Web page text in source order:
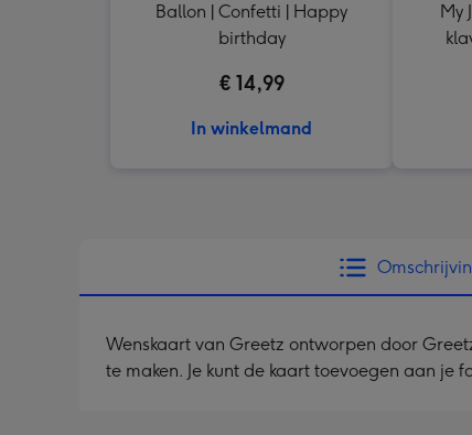
Ballon | Confetti | Happy
birthday
€ 14,99
In winkelmand
My
Wenskaart van Greetz ontworpen door
te maken. Je kunt de kaart toevoegen aan